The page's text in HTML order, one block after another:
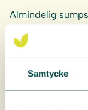
Samtycke
Almindelig
For at planterne